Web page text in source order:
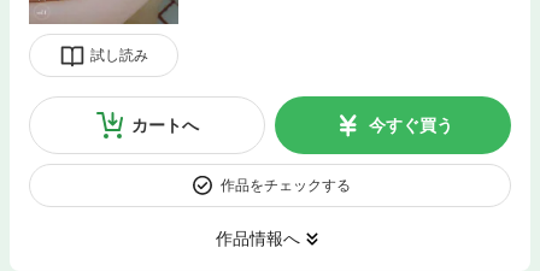
試し読み
カートへ 今すぐ買う
作品をチェックする
作品情報へ